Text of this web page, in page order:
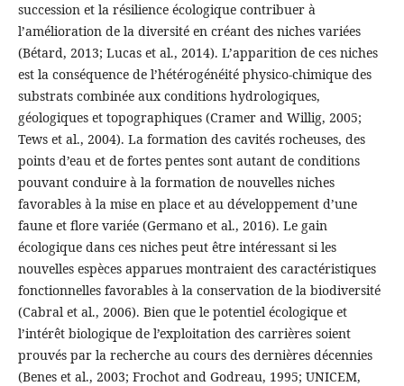
succession et la résilience écologique contribuer à
l’amélioration de la diversité en créant des niches variées
(Bétard, 2013; Lucas et al., 2014). L’apparition de ces niches
est la conséquence de l’hétérogénéité physico-chimique des
substrats combinée aux conditions hydrologiques,
géologiques et topographiques (Cramer and Willig, 2005;
Tews et al., 2004). La formation des cavités rocheuses, des
points d’eau et de fortes pentes sont autant de conditions
pouvant conduire à la formation de nouvelles niches
favorables à la mise en place et au développement d’une
faune et flore variée (Germano et al., 2016). Le gain
écologique dans ces niches peut être intéressant si les
nouvelles espèces apparues montraient des caractéristiques
fonctionnelles favorables à la conservation de la biodiversité
(Cabral et al., 2006). Bien que le potentiel écologique et
l’intérêt biologique de l’exploitation des carrières soient
prouvés par la recherche au cours des dernières décennies
(Benes et al., 2003; Frochot and Godreau, 1995; UNICEM,